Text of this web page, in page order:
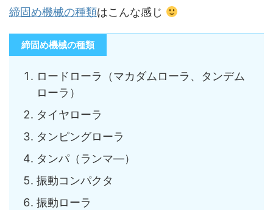
締固め機械の種類はこんな感じ
締固め機械の種類
ロードローラ（マカダムローラ、タンデム
ローラ）
タイヤローラ
タンピングローラ
タンパ（ランマ―）
振動コンパクタ
振動ローラ